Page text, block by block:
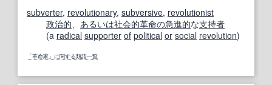
subverter, revolutionary, subversive, revolutionist
政治的
あるいは社会的革命の急進的な支持者
(a radical supporter of political or social revolution)
「革命家」に関する類語一覧